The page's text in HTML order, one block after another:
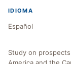
IDIOMA
Español
Study on